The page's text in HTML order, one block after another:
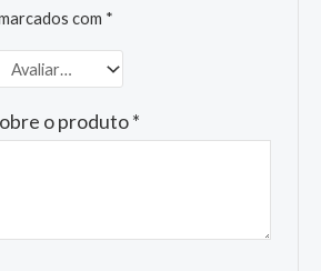
com *
o produto*